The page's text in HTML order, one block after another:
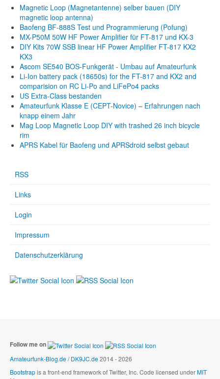
Magnetic Loop (Magnetantenne) selber bauen (DIY
magnetic loop antenna)
Baofeng BF-888S Test und Programmierung (Pofung)
MX-P50M 50W HF Power Amplifier für FT-817 und KX-3
DIY Kits 70W SSB linear HF Power Amplifier FT-817 KX2
KX3
Ascom SE540 BOS-Funkgerät - Umbau auf Amateurfunk
Li-Ion battery pack (18650s) for the FT-817 and KX2 and
comparision on RC Li-Po and LiFePo4 packs
US Extra-Class bestanden
Amateurfunk Klasse E (CEPT-Novice) – Erfahrungen nach
knapp einem Jahr
Mag Loop Magnetic Loop DIY with trashed 26 inch bicycle
rim
APRS Kabel für Baofeng und APRSdroid selbst gebaut
RSS
Links
Login
Impressum
Datenschutzerklärung
Follow me on
Amateurfunk-Blog.de / DK9JC.de2014 - 2026
Bootstrapis a front-end framework of Twitter, Inc. Code licensed underMIT